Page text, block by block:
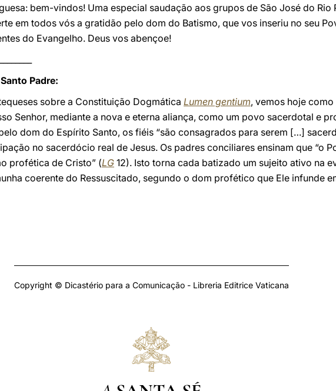
bem-vindos! Uma especial saudação aos grupos de São José do Rio
em todos vós a gratidão pelo dom do Batismo, que vos inseriu no seu
do Evangelho. Deus vos abençoe!
Padre:
sobre a Constituição Dogmática Lumen gentium, vemos hoje
Senhor, mediante a nova e eterna aliança, como um povo sacerdotal e
dom do Espírito Santo, os fiéis “são consagrados para serem […]
no sacerdócio real de Jesus. Os padres conciliares ensinam que “o
profética de Cristo” (LG 12). Isto torna cada batizado um sujeito ativo na
coerente do Ressuscitado, segundo o dom profético que Ele infunde
Copyright © Dicastério para a Comunicação - Libreria Editrice Vaticana